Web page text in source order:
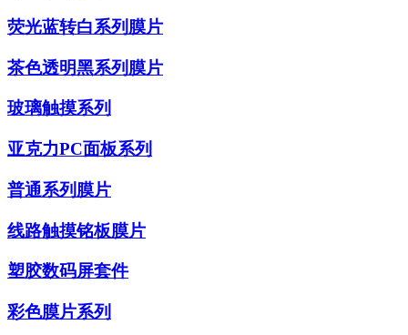
荧光蓝转白系列膜片
茶色透明黑系列膜片
玻璃触摸系列
亚克力PC面板系列
普通系列膜片
线路触摸铭板膜片
塑胶数码屏套件
彩色膜片系列